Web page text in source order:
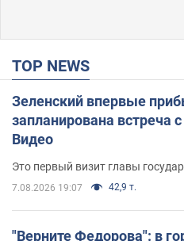
TOP NEWS
Зеленский впервые
запланирована встреча
Видео
Это первый визит главы
7.08.2026 19:07 42,9 т.
"Верните Федорова": в